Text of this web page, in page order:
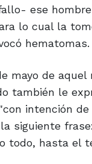
ese
lo cual la
hematomas.
mayo de aquel
también le
intención de
siguiente
todo, hasta el